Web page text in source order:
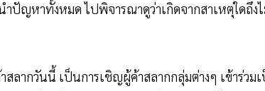
ปัญหาทั้งหมด ไปพิจารณาดูว่าเกิดจากสาเหตุใดถึงไ
ลากวันนี้ เป็นการเชิญผู้ค้าสลากกลุ่มต่างๆ เข้าร่วม